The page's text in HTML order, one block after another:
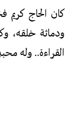
كان الحاج
ودماثة خلقه،
القراءة.. وله